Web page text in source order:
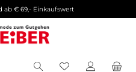
ab € 69,- Einkaufswert